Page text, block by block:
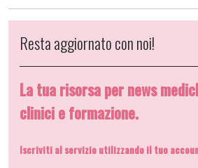
Resta aggiornato con noi!
La tua risorsa per news
clinici e formazione.
Iscriviti al servizio utilizzando il tuo